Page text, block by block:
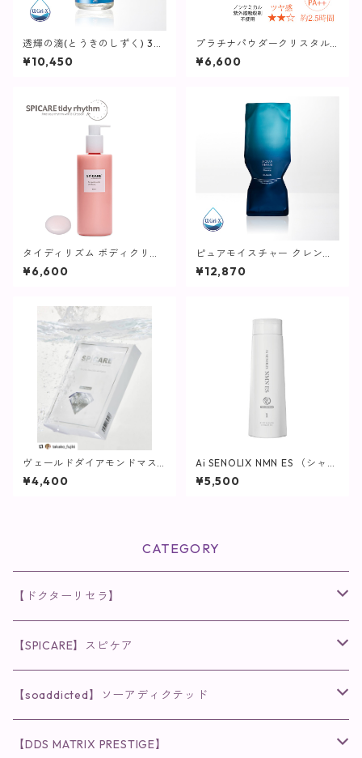
透輝の滴(とうきのしずく) 30
mL【美容液】
¥10,450
プラチナパウダークリスタル2
5g(パフ付き)【ヴィプラン
ツ】
¥6,600
タイディリズム ボディクリー
ム / 500ml【SPICARE】
¥6,600
ピュアモイスチャー クレンジ
ング (詰替え) / 500g【クレン
ジング】
¥12,870
ヴェールドダイアモンドマス
ク【SPICARE】
¥4,400
Ai SENOLIX NMN ES （シャン
プー）
¥5,500
CATEGORY
【ドクターリセラ】
◉AQUA VENUS
クレンジング・洗顔
化粧水
◉VI PLANTE
リキッド
◉ナチュリスティーアクレス
【SPICARE】スピケア
◉V3シリーズ
ファンデーション・ベース
◉V3 VSPIC C Line
【soaddicted】ソーアディクテッド
ラッシュアディクト
【DDS MATRIX PRESTIGE】